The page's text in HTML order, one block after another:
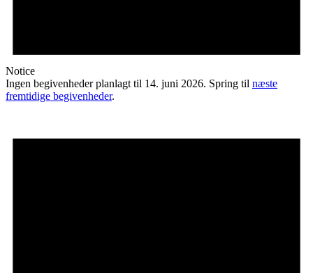
Notice
Ingen begivenheder planlagt til 14. juni 2026. Spring til næste
fremtidige begivenheder.